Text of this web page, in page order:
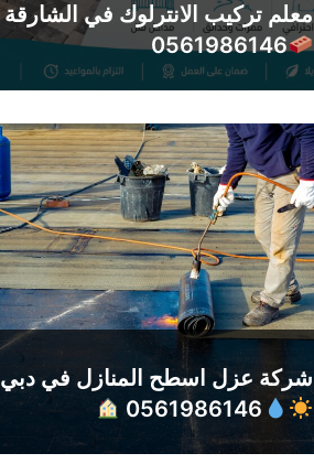
معلم تركيب الانترلوك في الشارقة
0561986146
شركة عزل اسطح المنازل في دبي
0561986146